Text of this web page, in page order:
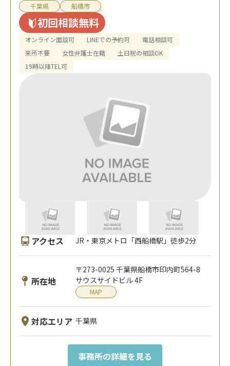
千葉県 船橋市
初回相談無料
オンライン面談可 LINEでの予約可
電話相談可
来所不要
女性弁護士在籍
土日祝の相談OK
19時以降TEL可
アクセス JR・東京メトロ「西船橋駅」徒歩2分
所在地
〒273-0025 千葉県船橋市印内町564-8
サウスサイドビル 4F
MAP
対応エリア 千葉県
事務所の詳細を見る